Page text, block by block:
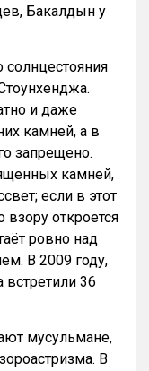
Бакалдын у
солнцестояния
и даже
камней, а в
запрещено.
камней,
если в этот
откроется
ровно над
В 2009 году,
встретили 36
мусульмане,
В